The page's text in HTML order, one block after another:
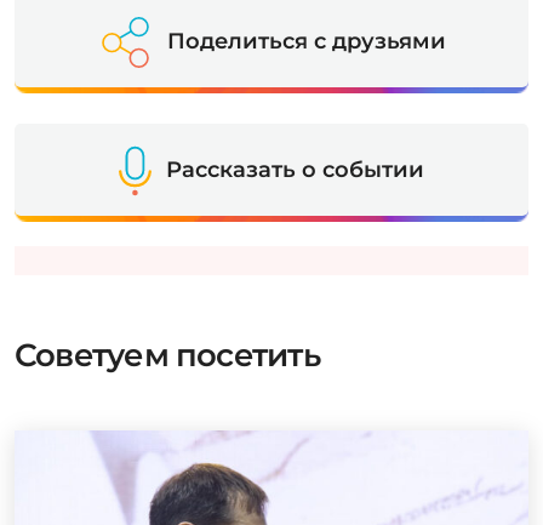
Поделиться с друзьями
Рассказать о событии
Советуем посетить